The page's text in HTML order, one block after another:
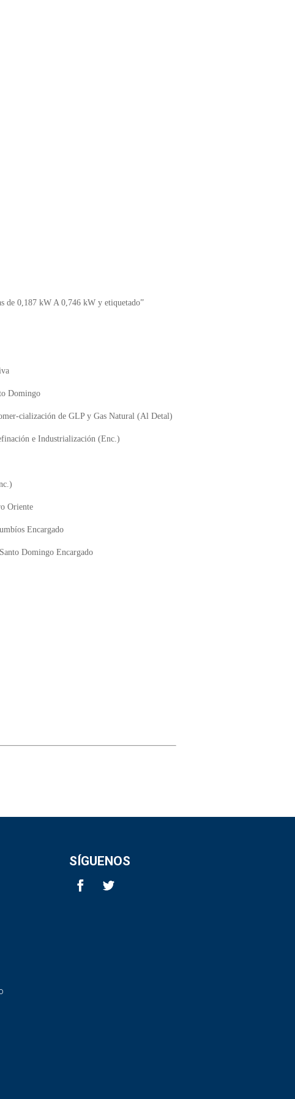
de 0,187 kW A 0,746 kW y etiquetado”
Domingo
cialización de GLP y Gas Natural (Al Detal)
e Industrialización (Enc.)
Oriente
Encargado
Domingo Encargado
SÍGUENOS